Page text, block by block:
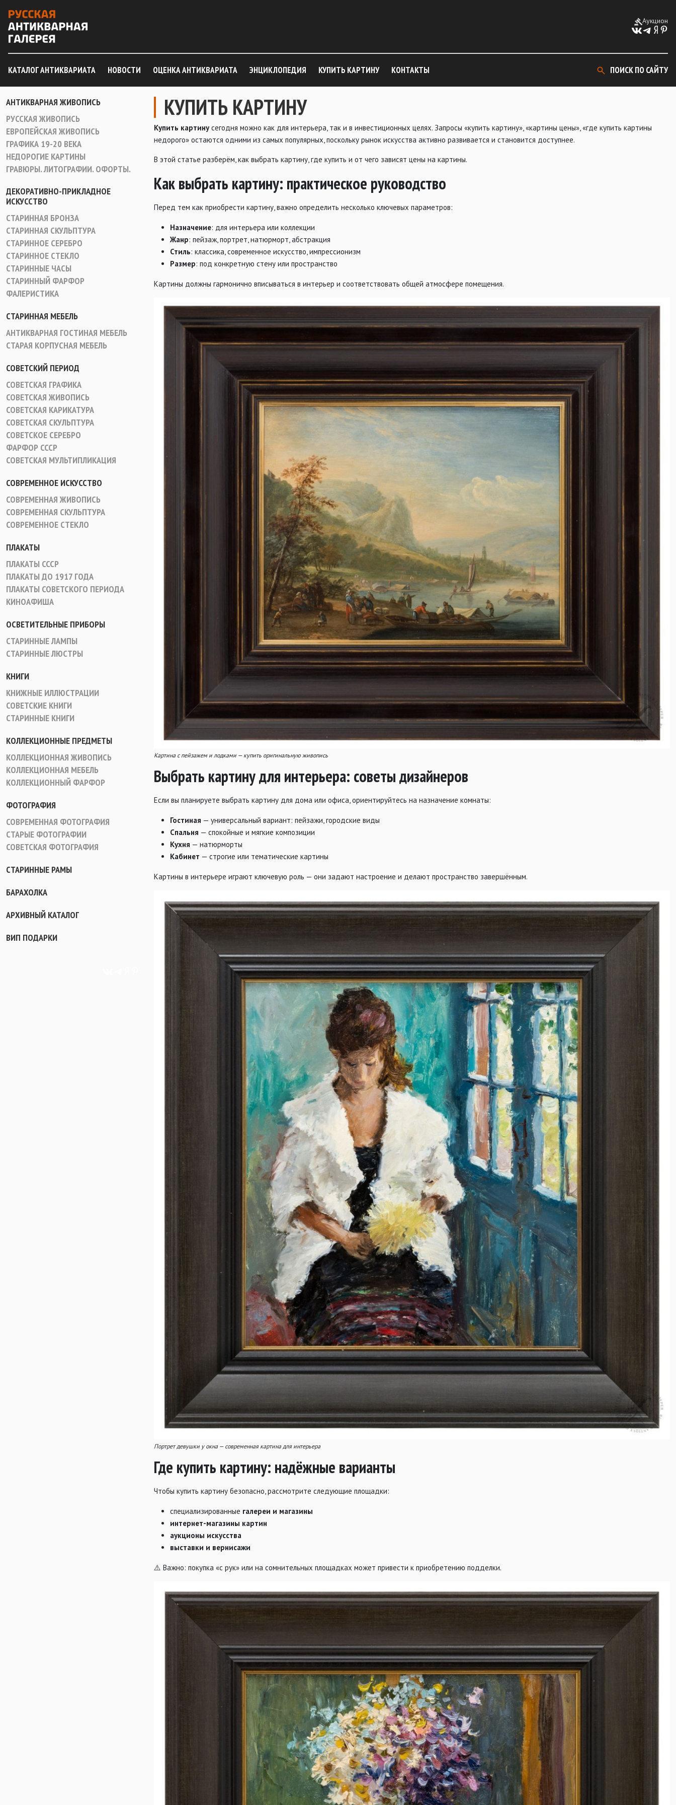
Аукцион
КАТАЛОГ АНТИКВАРИАТА НОВОСТИ ОЦЕНКА АНТИКВАРИАТА ЭНЦИКЛОПЕДИЯ КУПИТЬ КАРТИНУ КОНТАКТЫ ПОИСК ПО САЙТУ
АНТИКВАРНАЯ ЖИВОПИСЬ
РУССКАЯ ЖИВОПИСЬ
ЕВРОПЕЙСКАЯ ЖИВОПИСЬ
ГРАФИКА 19-20 ВЕКА
НЕДОРОГИЕ КАРТИНЫ
ГРАВЮРЫ. ЛИТОГРАФИИ. ОФОРТЫ.
ДЕКОРАТИВНО-ПРИКЛАДНОЕ
ИСКУССТВО
СТАРИННАЯ БРОНЗА
СТАРИННАЯ СКУЛЬПТУРА
СТАРИННОЕ СЕРЕБРО
СТАРИННОЕ СТЕКЛО
СТАРИННЫЕ ЧАСЫ
СТАРИННЫЙ ФАРФОР
ФАЛЕРИСТИКА
СТАРИННАЯ МЕБЕЛЬ
АНТИКВАРНАЯ ГОСТИНАЯ МЕБЕЛЬ
СТАРАЯ КОРПУСНАЯ МЕБЕЛЬ
СОВЕТСКИЙ ПЕРИОД
СОВЕТСКАЯ ГРАФИКА
СОВЕТСКАЯ ЖИВОПИСЬ
СОВЕТСКАЯ КАРИКАТУРА
СОВЕТСКАЯ СКУЛЬПТУРА
СОВЕТСКОЕ СЕРЕБРО
ФАРФОР СССР
СОВЕТСКАЯ МУЛЬТИПЛИКАЦИЯ
СОВРЕМЕННОЕ ИСКУССТВО
СОВРЕМЕННАЯ ЖИВОПИСЬ
СОВРЕМЕННАЯ СКУЛЬПТУРА
СОВРЕМЕННОЕ СТЕКЛО
ПЛАКАТЫ
ПЛАКАТЫ СССР
ПЛАКАТЫ ДО 1917 ГОДА
ПЛАКАТЫ СОВЕТСКОГО ПЕРИОДА
КИНОАФИША
ОСВЕТИТЕЛЬНЫЕ ПРИБОРЫ
СТАРИННЫЕ ЛАМПЫ
СТАРИННЫЕ ЛЮСТРЫ
КНИГИ
КНИЖНЫЕ ИЛЛЮСТРАЦИИ
СОВЕТСКИЕ КНИГИ
СТАРИННЫЕ КНИГИ
КОЛЛЕКЦИОННЫЕ ПРЕДМЕТЫ
КОЛЛЕКЦИОННАЯ ЖИВОПИСЬ
КОЛЛЕКЦИОННАЯ МЕБЕЛЬ
КОЛЛЕКЦИОННЫЙ ФАРФОР
ФОТОГРАФИЯ
СОВРЕМЕННАЯ ФОТОГРАФИЯ
СТАРЫЕ ФОТОГРАФИИ
СОВЕТСКАЯ ФОТОГРАФИЯ
СТАРИННЫЕ РАМЫ
БАРАХОЛКА
АРХИВНЫЙ КАТАЛОГ
ВИП ПОДАРКИ
КУПИТЬ КАРТИНУ
Купить картинусегодня можно как для интерьера, так и в инвестиционных целях. Запросы «купить картину», «картины цены», «где купить картины
недорого» остаются одними из самых популярных, поскольку рынок искусства активно развивается и становится доступнее.
В этой статье разберём, как выбрать картину, где купить и от чего зависят цены на картины.
Как выбрать картину: практическое руководство
Перед тем как приобрести картину, важно определить несколько ключевых параметров:
Назначение: для интерьера или коллекции
Жанр: пейзаж, портрет, натюрморт, абстракция
Стиль: классика, современное искусство, импрессионизм
Размер: под конкретную стену или пространство
Картины должны гармонично вписываться в интерьер и соответствовать общей атмосфере помещения.
Картина с пейзажем и лодками — купить оригинальную живопись
Выбрать картину для интерьера: советы дизайнеров
Если вы планируете выбрать картину для дома или офиса, ориентируйтесь на назначение комнаты:
Гостиная — универсальный вариант: пейзажи, городские виды
Спальня — спокойные и мягкие композиции
Кухня — натюрморты
Кабинет — строгие или тематические картины
Картины в интерьере играют ключевую роль — они задают настроение и делают пространство завершённым.
Портрет девушки у окна — современная картина для интерьера
Где купить картину: надёжные варианты
Чтобы купить картину безопасно, рассмотрите следующие площадки:
специализированные галереи и магазины
интернет-магазины картин
аукционы искусства
выставки и вернисажи
⚠️ Важно: покупка «с рук» или на сомнительных площадках может привести к приобретению подделки.